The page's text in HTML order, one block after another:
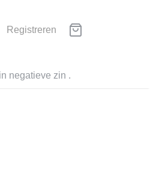
Registreren
negatieve zin .